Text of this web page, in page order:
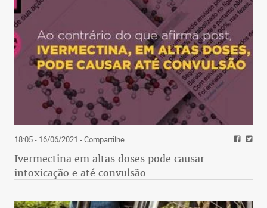
18:05 - 16/06/2021 - Compartilhe
Ivermectina em altas doses pode causar
intoxicação e até convulsão